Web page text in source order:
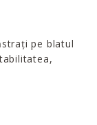
pe blatul